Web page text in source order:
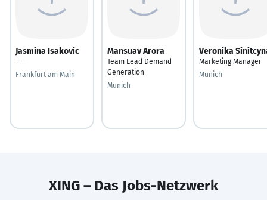
Jasmina Isakovic
---
Frankfurt am Main
Mansuav Arora
Team Lead Demand
Generation
Munich
Veronika
Marketing Manager
Munich
XING – Das Jobs-Netzwerk